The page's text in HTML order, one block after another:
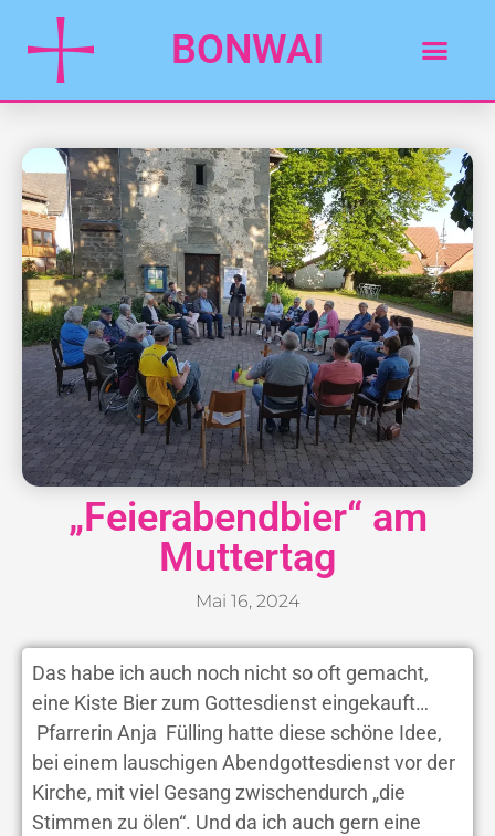
BONWAI
„Feierabendbier“ am
Muttertag
Mai 16, 2024
Das habe ich auch noch nicht so oft gemacht,
eine Kiste Bier zum Gottesdienst eingekauft…
Pfarrerin Anja Fülling hatte diese schöne Idee,
bei einem lauschigen Abendgottesdienst vor der
Kirche, mit viel Gesang zwischendurch „die
Stimmen zu ölen“. Und da ich auch gern eine